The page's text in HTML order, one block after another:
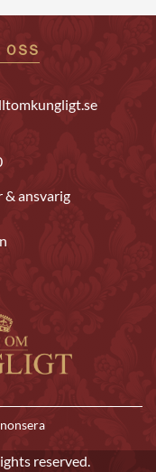
OSS
ansvarig
reserved.